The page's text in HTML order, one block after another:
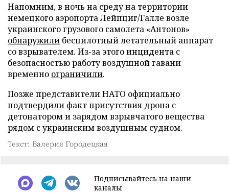
Напомним, в ночь на среду на территории
немецкого аэропорта Лейпциг/Галле возле
украинского грузового самолета «Антонов»
обнаружили беспилотный летательный аппарат
со взрывателем. Из-за этого инцидента с
безопасностью работу воздушной гавани
временно ограничили.
Позже представители НАТО официально
подтвердили факт присутствия дрона с
детонатором и зарядом взрывчатого вещества
рядом с украинским воздушным судном.
Текст: Валерия Городецкая
Подписывайтесь на наши
каналы